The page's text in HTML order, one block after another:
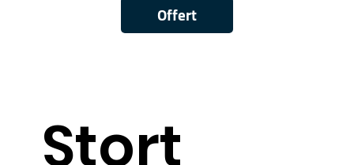
Stort
Offert